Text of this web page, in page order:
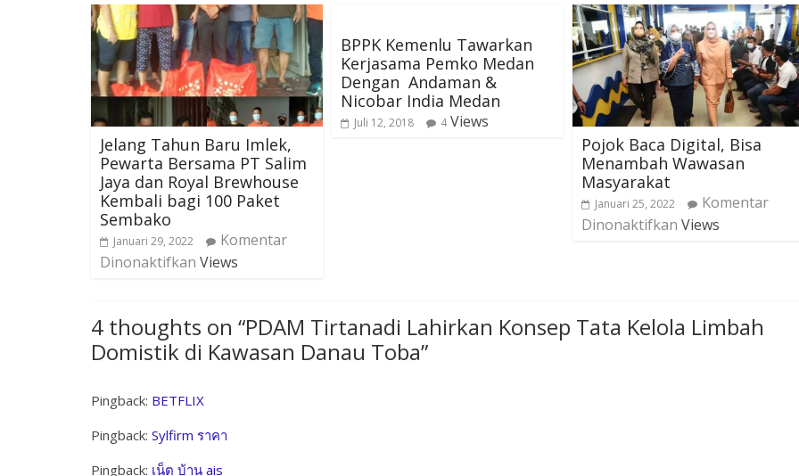
Jelang Tahun Baru Imlek,
Pewarta Bersama PT Salim
Jaya dan Royal Brewhouse
Kembali bagi 100 Paket
Sembako
Januari 29, 2022
Komentar
Dinonaktifkan Views
BPPK Kemenlu Tawarkan
Kerjasama Pemko Medan
Dengan Andaman &
Nicobar India Medan
Juli 12, 2018 4 Views
Pojok Baca Digital, Bisa
Menambah Wawasan
Masyarakat
Januari 25, 2022
Komentar
Dinonaktifkan Views
4 thoughts on “PDAM Tirtanadi Lahirkan Konsep Tata Kelola Limbah
Domistik di Kawasan Danau Toba”
Pingback: BETFLIX
Pingback: Sylfirm ราคา
Pingback: เน็ต บ้าน ais